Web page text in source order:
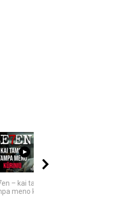
17:50
– kai tamsa
meno kūriniu